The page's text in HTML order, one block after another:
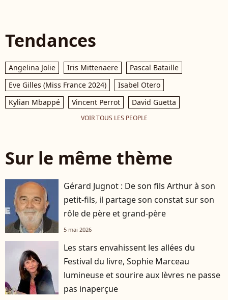
Tendances
Angelina Jolie Iris Mittenaere
Pascal Bataille
Eve Gilles (Miss France 2024)
Isabel Otero
Kylian Mbappé
Vincent Perrot David Guetta
VOIR TOUS LES PEOPLE
Sur le même thème
Gérard Jugnot : De son fils Arthur à son
petit-fils, il partage son constat sur son
rôle de père et grand-père
5 mai 2026
Les stars envahissent les allées du
Festival du livre, Sophie Marceau
lumineuse et sourire aux lèvres ne passe
pas inaperçue